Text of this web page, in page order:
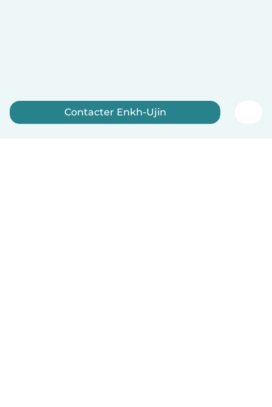
Contacter Enkh-Ujin